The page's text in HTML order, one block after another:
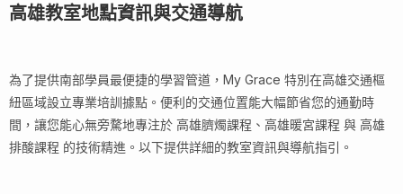
高雄教室地點資訊與交通導航
為了提供南部學員最便捷的學習管道，My Grace 特別在高雄交通樞
紐區域設立專業培訓據點。便利的交通位置能大幅節省您的通勤時
間，讓您能心無旁騖地專注於 高雄臍燭課程、高雄暖宮課程 與 高雄
排酸課程 的技術精進。以下提供詳細的教室資訊與導航指引。